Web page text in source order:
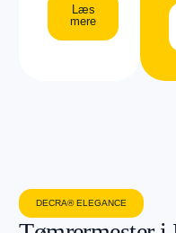
Læs
mere
DECRA® ELEGANCE